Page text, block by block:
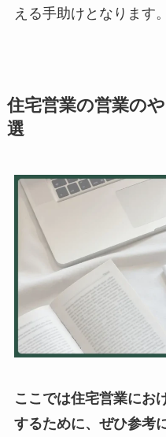
える手助けとなります。
住宅営業の営業の
選
ここでは住宅営業にお
するために、ぜひ参考